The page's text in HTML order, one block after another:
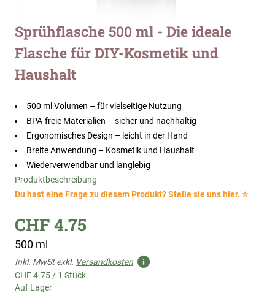
Zum
Anfang
der
springen
Sprühflasche 500 ml - Die ideale
Flasche für DIY-Kosmetik und
Haushalt
500 ml Volumen – für vielseitige Nutzung
BPA-freie Materialien – sicher und nachhaltig
Ergonomisches Design – leicht in der Hand
Breite Anwendung – Kosmetik und Haushalt
Wiederverwendbar und langlebig
Produktbeschreibung
Du hast eine Frage zu diesem Produkt? Stelle sie uns hier. ⭐
CHF 4.75
500 ml
Inkl. MwSt exkl. Versandkosten
CHF 4.75 / 1 Stück
Auf Lager